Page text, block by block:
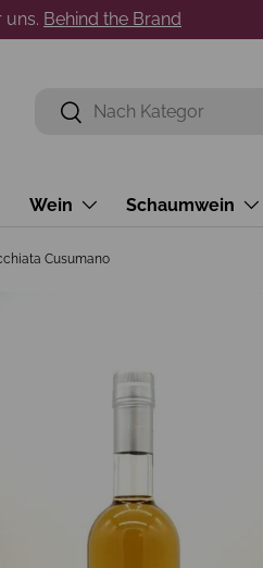
uns. Behind the Brand
Suchen
Suchen
Wein Schaumwein
Cusumano